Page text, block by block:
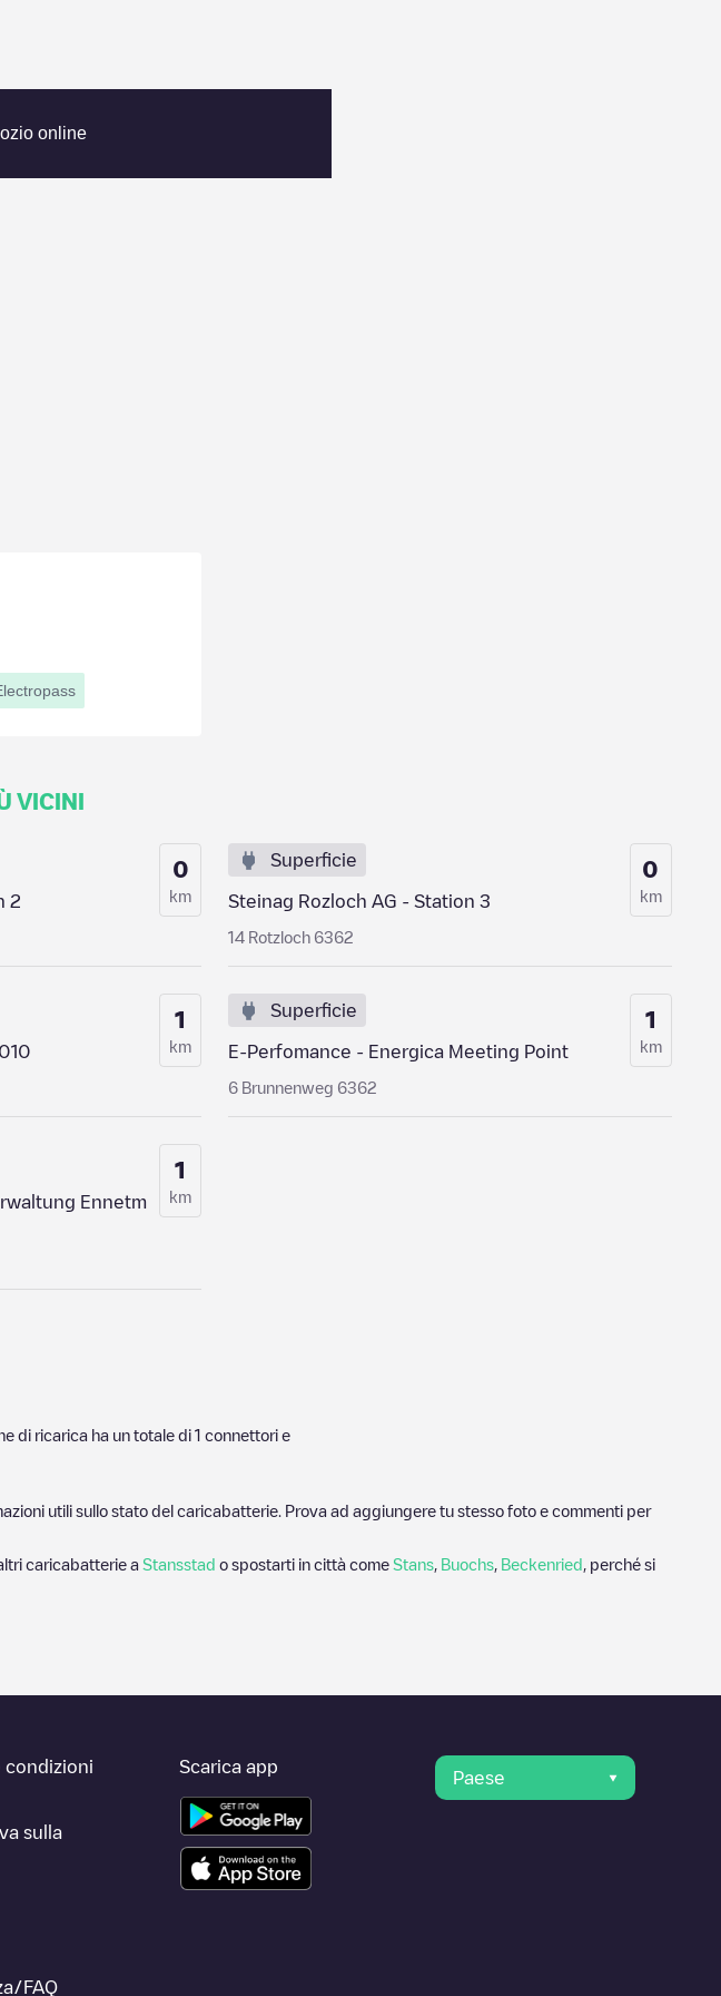
online
VICINI
2
0
km
Superficie
Steinag Rozloch AG - Station 3
14 Rotzloch 6362
0
km
1
km
Superficie
E-Perfomance - Energica Meeting Point
6 Brunnenweg 6362
1
km
Ennetm
1
km
di ricarica ha un totale di 1 connettori e
utili sullo stato del caricabatterie. Prova ad aggiungere tu stesso foto e commenti per
caricabatterie a Stansstad o spostarti in città come Stans Buochs Beckenried
, perché si
condizioni
sulla
FAQ
Scarica app
Paese